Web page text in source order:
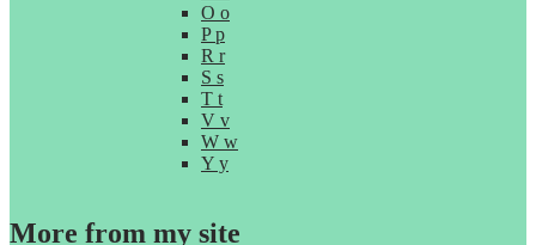
O o
P p
R r
S s
T t
V v
W w
Y y
More from my site